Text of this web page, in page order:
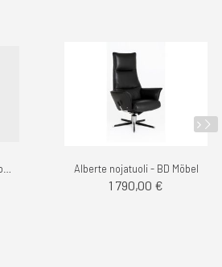
Alberte nojatuoli - BD Möbel
1 790,00 €